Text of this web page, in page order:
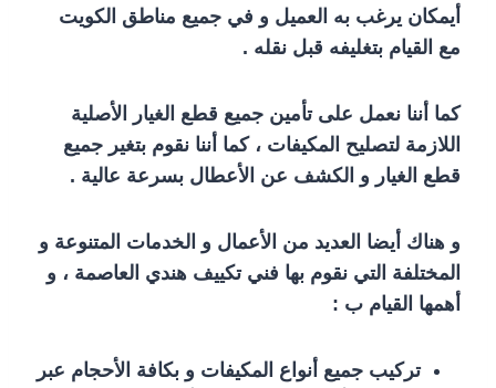
أيمكان يرغب به العميل و في جميع مناطق الكويت
مع القيام بتغليفه قبل نقله .
كما أننا نعمل على تأمين جميع قطع الغيار الأصلية
اللازمة لتصليح المكيفات ، كما أننا نقوم بتغير جميع
قطع الغيار و الكشف عن الأعطال بسرعة عالية .
و هناك أيضا العديد من الأعمال و الخدمات المتنوعة و
المختلفة التي نقوم بها فني تكييف هندي العاصمة ، و
أهمها القيام ب :
تركيب جميع أنواع المكيفات و بكافة الأحجام عبر